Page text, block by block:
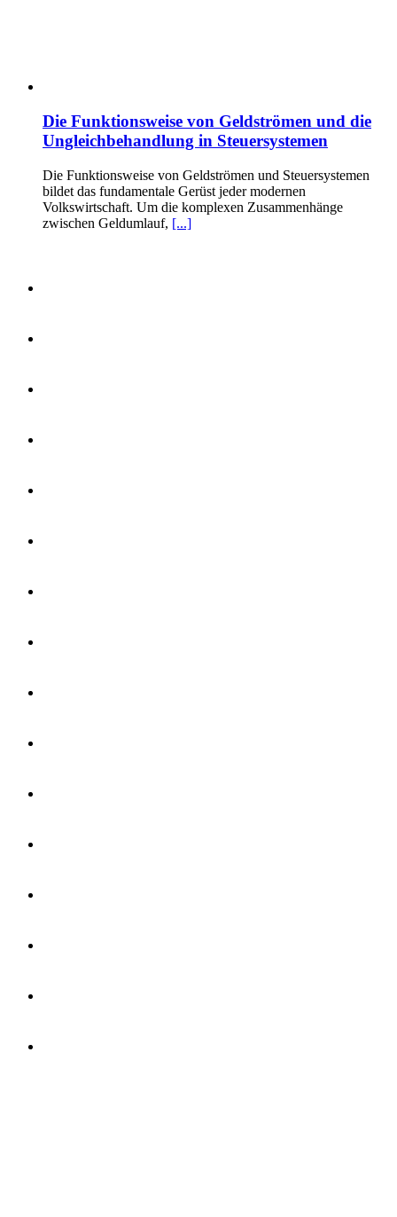
Die Funktionsweise von Geldströmen und die
Ungleichbehandlung in Steuersystemen
Die Funktionsweise von Geldströmen und Steuersystemen
bildet das fundamentale Gerüst jeder modernen
Volkswirtschaft. Um die komplexen Zusammenhänge
zwischen Geldumlauf, [...]